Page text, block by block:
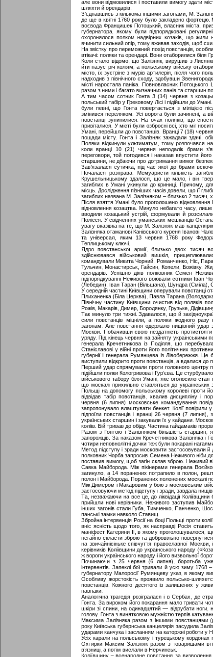
але вони відмовилися і поставили вимогу здати
шляхти й орендарів.
З’єднавшись з кількома іншими загонами, М.
де ще в квітні 1760 року було закладено
воєвода Францишек Потоцький, власник міста,
губернатора, якому були підпорядковані
охоронялося полком надвірних козаків, що
вчинити сильний опір, тому вживав заходів, щоб
На звістку про переможний похід повстанців,
втікачі: поляки та орендарі. Вони отаборилися біля
Коли стало відомо, що Залізняк, вирушив з
йти назустріч коліям, а польському війську
місто, їх зустріне з мурів артилерія, після чого
надходив з північного сходу, здобувши
місті наростала паніка. Повновласник
разом з ними і багато визначних панів та старшин
А тим часом сотник Гонта 3 (14) червня з
польський табір у Грековому Лісі і підійшли до
були певні, що Гонта повертається з міліцією
змінився переляком. Усі ворота були зачинені, а
повстанці зупинилися. На очах поляків, що
привіталися. У місті були озброєні всі, хто міг
Умані, перейшли до повстанців. Вранці 7 (18)
пощади місту. Гонта і Залізняк зажадали здачі,
Поляки відкинули ультиматум, тому розпочався
коли вранці 10 (21) червня неподалік брами
переговори, той погодився і наказав впустити
старшини, не дбаючи про дотримання вимог
Зав’язалася сутичка, під час якої до брами
Почалася розправа. Мемуаристи кількість
Крушельницькому здалося, що це мало, і він
загиблих в Умані укинули до криниці. Причому,
місць. Дослідження пізніших часів довели, що її
загиблих названа М. Залізняком – близько 2 тисяч,
Після взяття Умані було проголошено
відновлення козацтва. Минуло небагато часу,
вводили козацький устрій, формували й
Полісся. У свідченнях уманських мешканців
увагу вказівка на те, що М. Залізняк мав
Залізняка отаманові Канівського куреня Іванові
та універсал, яким 13 червня 1768 року
Теплицькому ключі.
Ядро повстанської армії, близько двох тисяч
здійснювався військовий вишкіл,
командували Микита Чорний, Романченко, Ніс,
Тульчин, Монастирськ, Гайсин, Копели, Божівку,
орендарів. Успішно діяв полковник Семен
підпорядкуванні Неживого воювали сотники
(Лебедин), Іван Таран (Вільшана), Шундра (Сміла),
У середній частині Київщини оперували повстанці
Плиханенка (Біла Церква), Павла Тарана
Північну частину Київщини очистив від поляків
Рожів, Макарів, Димер, Бородянку, Грузьке,
Так минуло три тижні. Здавалося, що й
сили повстанців міцніли, а поляки жодного
загонам. Але повстання одержало нищівний удар
Москви. Побачивши свою нездатність
уряду. Під кінець червня на зайняту українськими
генерала Кречетникова із Поділля, що
Станіславові у війні проти його політичних
губернії і генерала Румянцева із Лівобережжя. Це
виступили відкрито проти повстанців, а вдалися до
Перший удар спрямували проти головного центру
підійшли полки Кологривова і Гур’єва. Це
військового табору біля Умані, яке оголосило стан
що москалі прихильно ставляться до українських
Польщі на допомогу польському королеві проти
відвідав табір повстанців, хвалив дисципліну і
червня (6 липня) московське командування
запропонувало влаштувати бенкет. Колії повірили
підпоїли повстанців і вранці 26 червня (7
українських старшин і закували їх у кайдани.
коліїв. Бій тривав до обіду. Частина гайдамаків
Разом з Гонтою і Залізняком більшість
запорожців. За наказом Кречетникова Залізняка і
чотири неповнолітні дочки теж були покарані
Метод підступу і зради московити застосовували й
полковник Чорба запросив Семена Неживого ніби
поставив вимогу, щоб загін склав зброю. Неживий
Савка Майборода. Між пікінерами генерала
загинуло, а 14 поранених потрапило в полон,
полон і Майборода. Поранених полонених москалі
Між Димером і Макаровим у бою з московським
застосовуючи метод підступу і зради, завдала
Та, незважаючи на все це, до ліквідації
прийшли нові керівники. Неживого заступив
інших загонів стали Губа, Тимченко, Панченко,
панські замки навколо Ставищ.
Збройна інтервенція Росії на боці Польщі проти
вніс ясність щодо того, як насправді Росія
маніфест Катерини II, в якому проголошувалося, що
негайно скласти зброю та добровільно
на звичайнісіньке співчуття православної
керівників Коліївщини до українського народу
ж вороги українського народу і його визвольної
Починаючи з 25 червня (6 липня), боротьба уже
інтервентів. Запеклі бої тривали й усю зиму
губернатору Малоросії Румянцеву указ, в якому
Особливу жорстокість проявило польсько-
повстанців. Кожного десятого із залишених у
навпаки.
Аналогічна трагедія розігралася і в Сербах, де
Гонта. За вироком його покарання мало тривати
шкіри зі спини, на одинадцятий — відрубати ноги,
голову. Гонта з винятковою мужністю терпів
Максима Залізняка разом з іншими повстанцями
року Київська губернська канцелярія засудила
ударами канчука і засланням на каторжні роботи у
Усіх карали на польському і турецькому
Охтирки Максим Залізняк разом з товаришами
в’язниці, а потім вислали в Нерчинськ.
Коліївщину – всенародне повстання за